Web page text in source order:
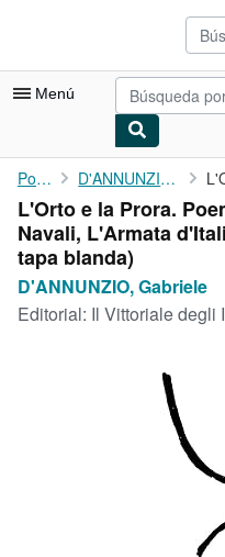
Pasar al contenido principal
Menú
Mi cuenta
Consultar mis pedidos
Búsqueda avanzada
Colecciones
Arte y coleccionismo
Portada D'ANNUNZIO, Gabriele
L'Orto e la Prora.
Navali, L'Armata
tapa blanda)
D'ANNUNZIO, Gabriele
Editorial: Il Vittoriale degli